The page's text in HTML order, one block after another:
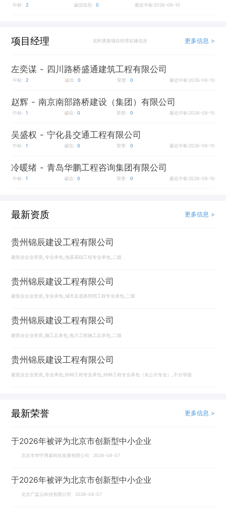
中标: 2 诚信信息: 0 最近中标:2026-08-10
项目经理 实时更新项目经理在建信息 更多信息 >
左奕谋 - 四川路桥盛通建筑工程有限公司
中标: 2 诚信: 0 荣誉: 0 最近中标:2026-08-10
赵辉 - 南京南部路桥建设（集团）有限公司
中标: 1 诚信: 0 荣誉: 0 最近中标:2026-08-10
吴盛权 - 宁化县交通工程有限公司
中标: 1 诚信: 0 荣誉: 0 最近中标:2026-08-10
冷暖绪 - 青岛华鹏工程咨询集团有限公司
中标: 1 诚信: 0 荣誉: 0 最近中标:2026-08-10
最新资质 更多信息 >
贵州锦辰建设工程有限公司
建筑业企业资质_专业承包_地基基础工程专业承包_二级
贵州锦辰建设工程有限公司
建筑业企业资质_专业承包_城市及道路照明工程专业承包_二级
贵州锦辰建设工程有限公司
建筑业企业资质_施工总承包_电力工程施工总承包_二级
贵州锦辰建设工程有限公司
建筑业企业资质_专业承包_特种工程专业承包_特种工程专业承包（未公示专业）_不分等级
最新荣誉 更多信息 >
于2026年被评为北京市创新型中小企业
北京市华宇博泰科技发展有限公司 2026-08-07
于2026年被评为北京市创新型中小企业
北京广监云科技有限公司 2026-08-07